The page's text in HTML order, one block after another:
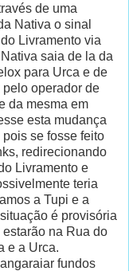
de uma
Nativa o sinal
Livramento via
saia de la da
para Urca e de
pelo operador de
da mesma em
esta mudança
se fosse feito
redirecionando
Livramento e
teria
a Tupi e a
é provisória
na Rua do
e a Urca.
fundos